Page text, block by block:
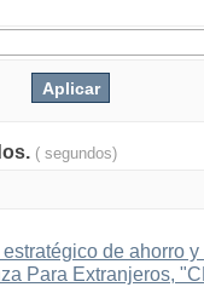
( segundos)
de ahorro
Para Extranjeros,